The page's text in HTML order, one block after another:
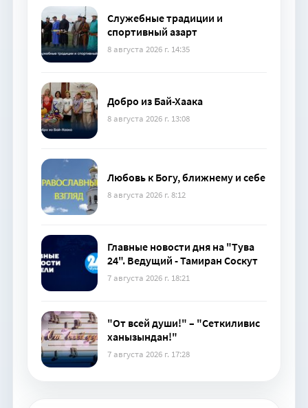
Служебные традиции и
спортивный азарт
8 августа 2026 г. 14:35
Добро из Бай-Хаака
8 августа 2026 г. 13:08
Любовь к Богу, ближнему и себе
8 августа 2026 г. 8:12
Главные новости дня на "Тува
24". Ведущий - Тамиран Соскут
7 августа 2026 г. 18:21
"От всей души!" – "Сеткиливис
ханызындан!"
7 августа 2026 г. 17:28